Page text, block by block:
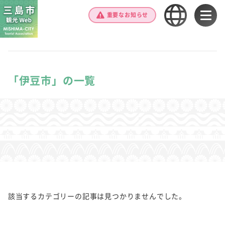
重要なお知らせ
「伊豆市」の一覧
該当するカテゴリーの記事は見つかりませんでした。